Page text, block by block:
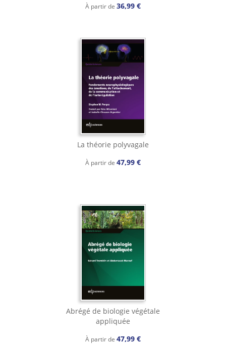
À partir de 36,99 €
La théorie polyvagale
À partir de 47,99 €
Abrégé de biologie végétale
appliquée
À partir de 47,99 €